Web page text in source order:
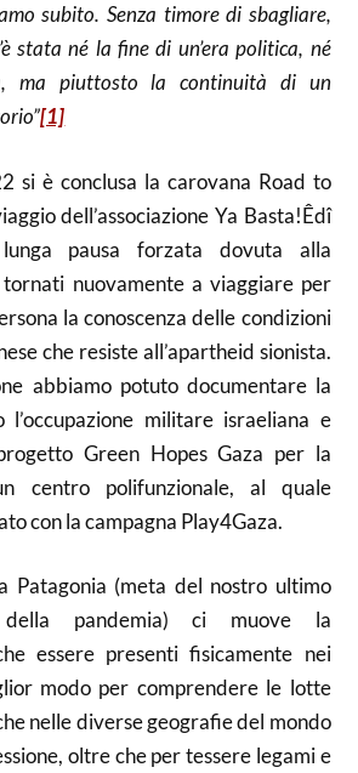
subito. Senza timore di sbagliare,
stata né la fine di un’era politica, né
ma piuttosto la continuità di un
[1]
si è conclusa la carovana Road to
dell’associazione Ya Basta!Êdî
pausa forzata dovuta alla
tornati nuovamente a viaggiare per
la conoscenza delle condizioni
che resiste all’apartheid sionista.
abbiamo potuto documentare la
militare israeliana e
Green Hopes Gaza per la
centro polifunzionale, al quale
con la campagna Play4Gaza.
Patagonia (meta del nostro ultimo
pandemia) ci muove la
essere presenti fisicamente nei
modo per comprendere le lotte
nelle diverse geografie del mondo
oltre che per tessere legami e